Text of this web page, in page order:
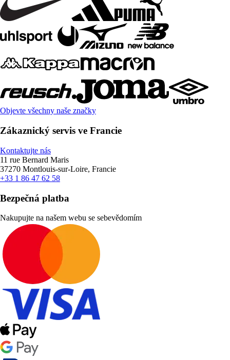
Objevte všechny naše značky
Zákaznický servis ve Francie
Kontaktujte nás
11 rue Bernard Maris
37270 Montlouis-sur-Loire, Francie
+33 1 86 47 62 58
Bezpečná platba
Nakupujte na našem webu se sebevědomím